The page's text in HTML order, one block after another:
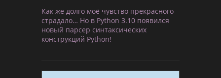
Как же долго моё чувство прекрасного
страдало… Но в Python 3.10 появился
новый парсер синтаксических
конструкций Python!